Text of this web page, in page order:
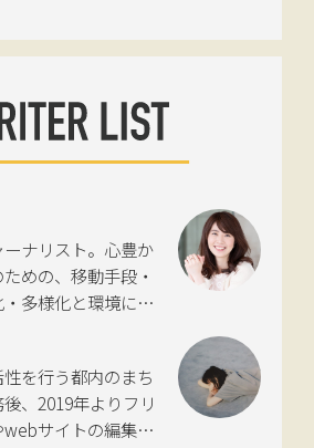
ナリスト。心豊か
めの、移動手段・
多様化と環境につ
ジネス専門誌
集長を経て、2013年
の「自転車の活用
会議」、「交通政
を行う都内のまち
、2019年よりフリ
サイトの編集、